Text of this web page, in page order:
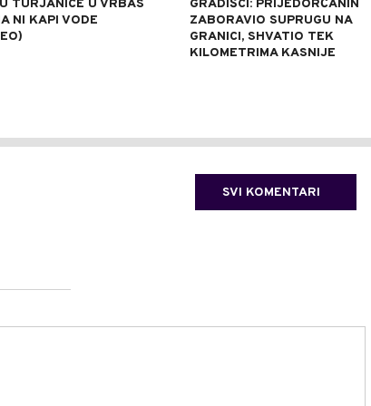
TURJANICE U VRBAS
NI KAPI VODE
GRADIŠCI: PRIJEDORČANIN
ZABORAVIO SUPRUGU NA
GRANICI, SHVATIO TEK
KILOMETRIMA KASNIJE
SVI KOMENTARI